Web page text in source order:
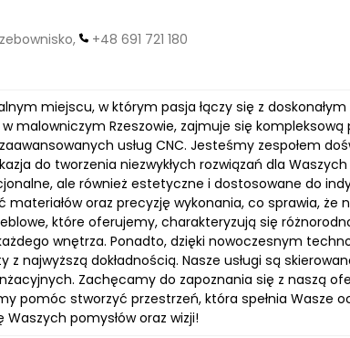
+48 691 721 180
miejscu, w którym pasja łączy się z
malowniczym Rzeszowie, zajmuje się
usług CNC. Jesteśmy zespołem
do tworzenia niezwykłych rozwiązań dla
ale również estetyczne i dostosowane do
materiałów oraz precyzję wykonania, co sprawia,
które oferujemy, charakteryzują się
wnętrza. Ponadto, dzięki nowoczesnym
najwyższą dokładnością. Nasze usługi są
Zachęcamy do zapoznania się z naszą
pomóc stworzyć przestrzeń, która spełnia Wasze
pomysłów oraz wizji!